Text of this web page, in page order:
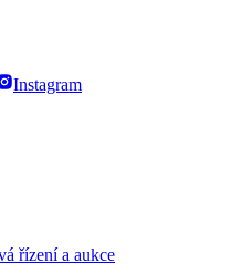
Instagram
řízení a aukce